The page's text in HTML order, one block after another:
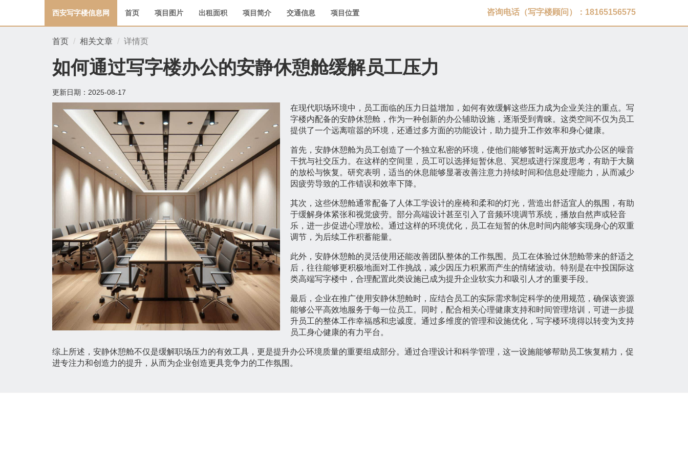
西安写字楼信息网 首页 项目图片 出租面积 项目简介 交通信息 项目位置 咨询电话（写字楼顾问）：18165156575
首页 相关文章 详情页
如何通过写字楼办公的安静休憩舱缓解员工压力
更新日期： 2025-08-17
在现代职场环境中，员工面临的压力日益增加，如何有效缓解这些压力成为企业关注的重点。写
字楼内配备的安静休憩舱，作为一种创新的办公辅助设施，逐渐受到青睐。这类空间不仅为员工
提供了一个远离喧嚣的环境，还通过多方面的功能设计，助力提升工作效率和身心健康。
首先，安静休憩舱为员工创造了一个独立私密的环境，使他们能够暂时远离开放式办公区的噪音
干扰与社交压力。在这样的空间里，员工可以选择短暂休息、冥想或进行深度思考，有助于大脑
的放松与恢复。研究表明，适当的休息能够显著改善注意力持续时间和信息处理能力，从而减少
因疲劳导致的工作错误和效率下降。
其次，这些休憩舱通常配备了人体工学设计的座椅和柔和的灯光，营造出舒适宜人的氛围，有助
于缓解身体紧张和视觉疲劳。部分高端设计甚至引入了音频环境调节系统，播放自然声或轻音
乐，进一步促进心理放松。通过这样的环境优化，员工在短暂的休息时间内能够实现身心的双重
调节，为后续工作积蓄能量。
此外，安静休憩舱的灵活使用还能改善团队整体的工作氛围。员工在体验过休憩舱带来的舒适之
后，往往能够更积极地面对工作挑战，减少因压力积累而产生的情绪波动。特别是在中投国际这
类高端写字楼中，合理配置此类设施已成为提升企业软实力和吸引人才的重要手段。
最后，企业在推广使用安静休憩舱时，应结合员工的实际需求制定科学的使用规范，确保该资源
能够公平高效地服务于每一位员工。同时，配合相关心理健康支持和时间管理培训，可进一步提
升员工的整体工作幸福感和忠诚度。通过多维度的管理和设施优化，写字楼环境得以转变为支持
员工身心健康的有力平台。
综上所述，安静休憩舱不仅是缓解职场压力的有效工具，更是提升办公环境质量的重要组成部分。通过合理设计和科学管理，这一设施能够帮助员工恢复精力，促
进专注力和创造力的提升，从而为企业创造更具竞争力的工作氛围。